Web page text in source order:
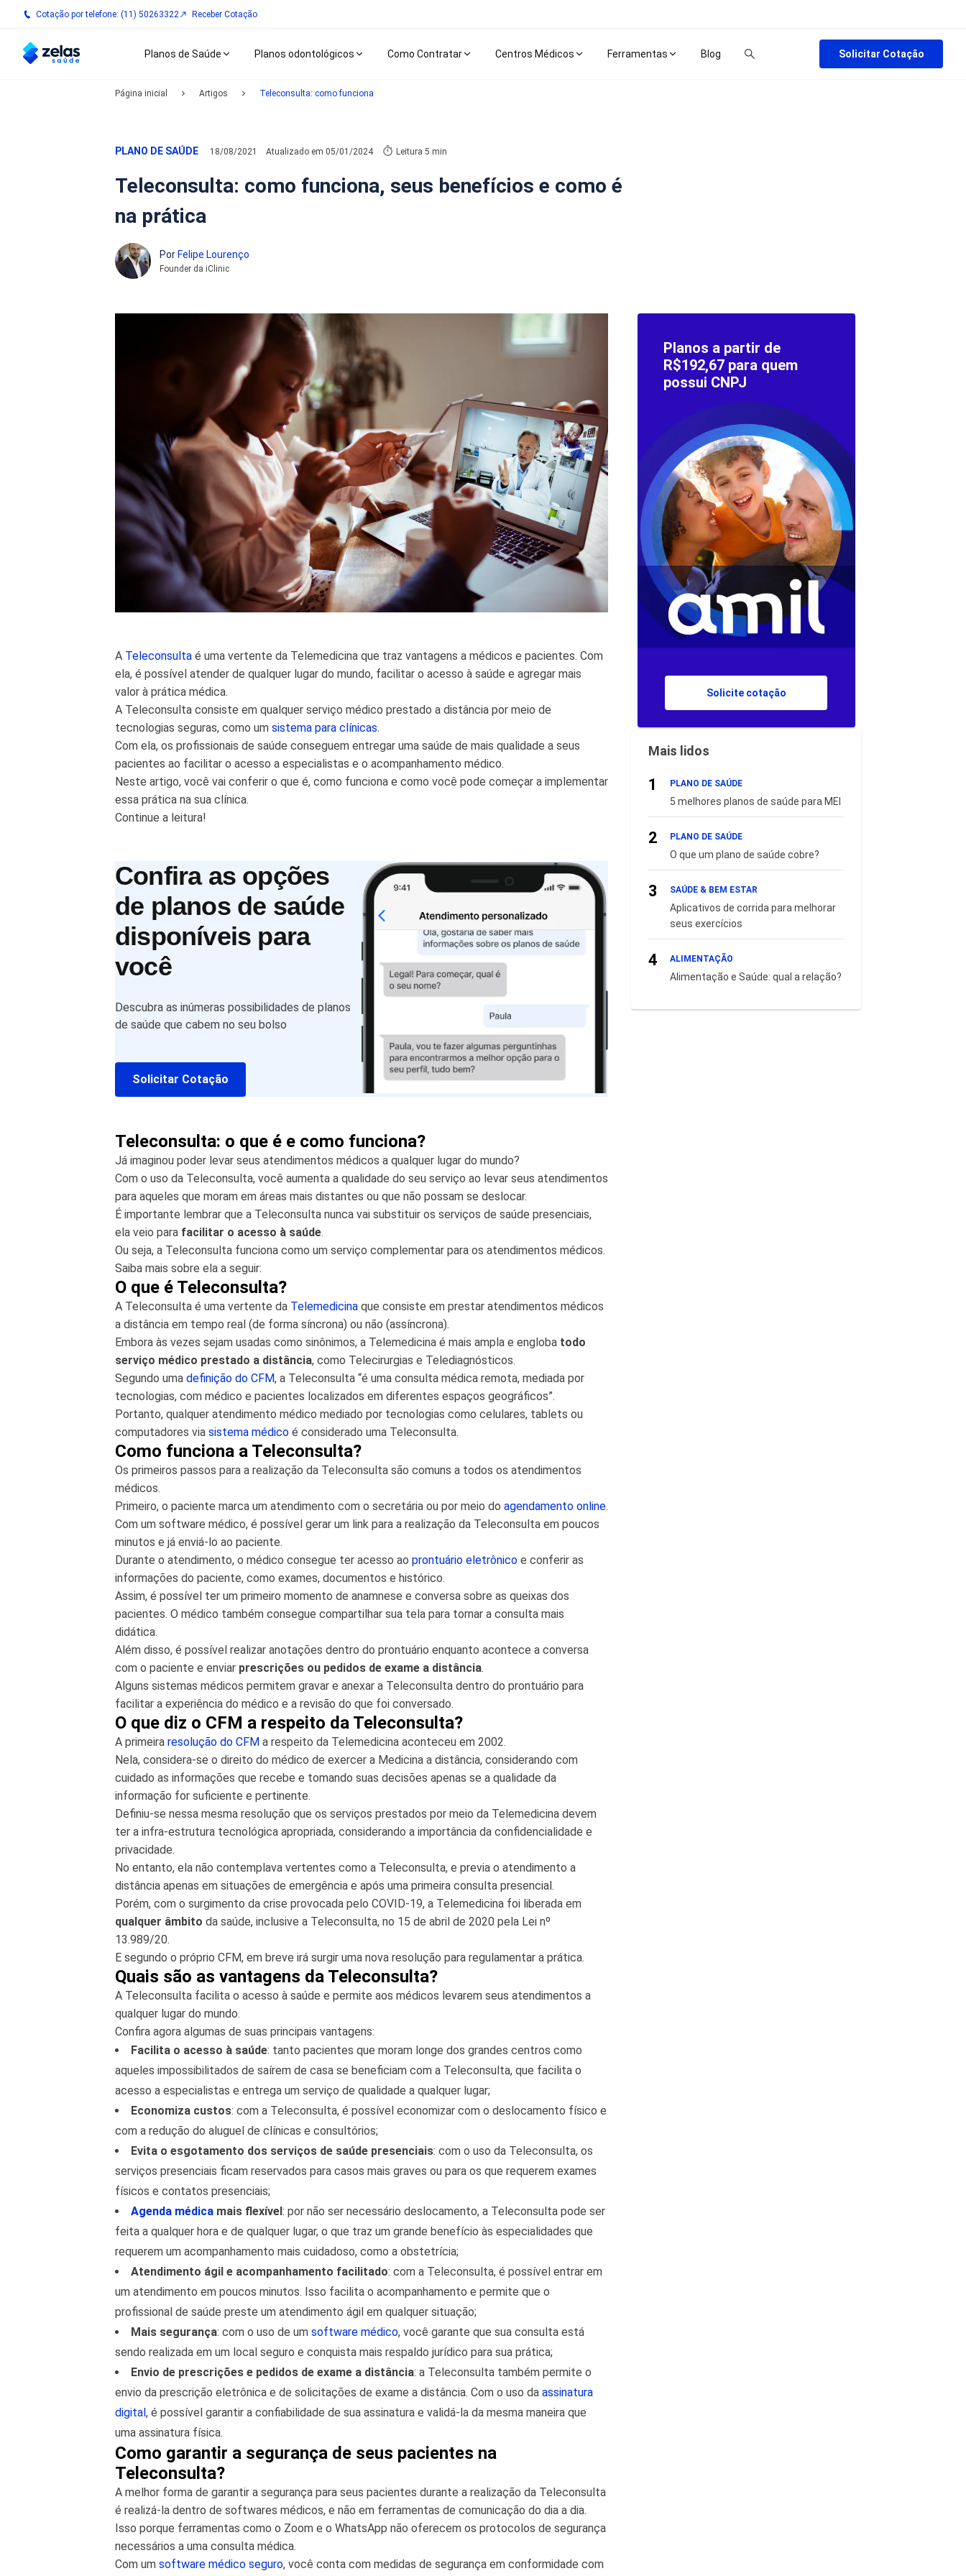
Cotação por telefone: (11) 50263322 Receber Cotação
Planos de Saúde Planos odontológicos Como Contratar Centros Médicos Ferramentas Blog Solicitar Cotação
Página inicial Artigos Teleconsulta: como funciona
PLANO DE SAÚDE 18/08/2021 Atualizado em 05/01/2024 Leitura 5 min
Teleconsulta: como funciona, seus benefícios e como é
na prática
PorFelipe Lourenço
Founder da iClinic
A Teleconsulta é uma vertente da Telemedicina que traz vantagens a médicos e pacientes. Com
ela, é possível atender de qualquer lugar do mundo, facilitar o acesso à saúde e agregar mais
valor à prática médica.
A Teleconsulta consiste em qualquer serviço médico prestado a distância por meio de
tecnologias seguras, como um sistema para clínicas.
Com ela, os profissionais de saúde conseguem entregar uma saúde de mais qualidade a seus
pacientes ao facilitar o acesso a especialistas e o acompanhamento médico.
Neste artigo, você vai conferir o que é, como funciona e como você pode começar a implementar
essa prática na sua clínica.
Continue a leitura!
Confira as opções
de planos de saúde
disponíveis para
você
Descubra as inúmeras possibilidades de planos
de saúde que cabem no seu bolso
Solicitar Cotação
Teleconsulta: o que é e como funciona?
Já imaginou poder levar seus atendimentos médicos a qualquer lugar do mundo?
Com o uso da Teleconsulta, você aumenta a qualidade do seu serviço ao levar seus atendimentos
para aqueles que moram em áreas mais distantes ou que não possam se deslocar.
É importante lembrar que a Teleconsulta nunca vai substituir os serviços de saúde presenciais,
ela veio para facilitar o acesso à saúde.
Ou seja, a Teleconsulta funciona como um serviço complementar para os atendimentos médicos.
Saiba mais sobre ela a seguir:
O que é Teleconsulta?
A Teleconsulta é uma vertente da Telemedicina que consiste em prestar atendimentos médicos
a distância em tempo real (de forma síncrona) ou não (assíncrona).
Embora às vezes sejam usadas como sinônimos, a Telemedicina é mais ampla e engloba todo
serviço médico prestado a distância, como Telecirurgias e Telediagnósticos.
Segundo uma definição do CFM, a Teleconsulta “é uma consulta médica remota, mediada por
tecnologias, com médico e pacientes localizados em diferentes espaços geográficos”.
Portanto, qualquer atendimento médico mediado por tecnologias como celulares, tablets ou
computadores via sistema médico é considerado uma Teleconsulta.
Como funciona a Teleconsulta?
Os primeiros passos para a realização da Teleconsulta são comuns a todos os atendimentos
médicos.
Primeiro, o paciente marca um atendimento com o secretária ou por meio do agendamento online.
Com um software médico, é possível gerar um link para a realização da Teleconsulta em poucos
minutos e já enviá-lo ao paciente.
Durante o atendimento, o médico consegue ter acesso ao prontuário eletrônico e conferir as
informações do paciente, como exames, documentos e histórico.
Assim, é possível ter um primeiro momento de anamnese e conversa sobre as queixas dos
pacientes. O médico também consegue compartilhar sua tela para tornar a consulta mais
didática.
Além disso, é possível realizar anotações dentro do prontuário enquanto acontece a conversa
com o paciente e enviar prescrições ou pedidos de exame a distância.
Alguns sistemas médicos permitem gravar e anexar a Teleconsulta dentro do prontuário para
facilitar a experiência do médico e a revisão do que foi conversado.
O que diz o CFM a respeito da Teleconsulta?
A primeira resolução do CFM a respeito da Telemedicina aconteceu em 2002.
Nela, considera-se o direito do médico de exercer a Medicina a distância, considerando com
cuidado as informações que recebe e tomando suas decisões apenas se a qualidade da
informação for suficiente e pertinente.
Definiu-se nessa mesma resolução que os serviços prestados por meio da Telemedicina devem
ter a infra-estrutura tecnológica apropriada, considerando a importância da confidencialidade e
privacidade.
No entanto, ela não contemplava vertentes como a Teleconsulta, e previa o atendimento a
distância apenas em situações de emergência e após uma primeira consulta presencial.
Porém, com o surgimento da crise provocada pelo COVID-19, a Telemedicina foi liberada em
qualquer âmbito da saúde, inclusive a Teleconsulta, no 15 de abril de 2020 pela Lei nº
13.989/20.
E segundo o próprio CFM, em breve irá surgir uma nova resolução para regulamentar a prática.
Quais são as vantagens da Teleconsulta?
A Teleconsulta facilita o acesso à saúde e permite aos médicos levarem seus atendimentos a
qualquer lugar do mundo.
Confira agora algumas de suas principais vantagens:
Facilita o acesso à saúde: tanto pacientes que moram longe dos grandes centros como
aqueles impossibilitados de saírem de casa se beneficiam com a Teleconsulta, que facilita o
acesso a especialistas e entrega um serviço de qualidade a qualquer lugar;
Economiza custos: com a Teleconsulta, é possível economizar com o deslocamento físico e
com a redução do aluguel de clínicas e consultórios;
Evita o esgotamento dos serviços de saúde presenciais: com o uso da Teleconsulta, os
serviços presenciais ficam reservados para casos mais graves ou para os que requerem exames
físicos e contatos presenciais;
Agenda médica mais flexível: por não ser necessário deslocamento, a Teleconsulta pode ser
feita a qualquer hora e de qualquer lugar, o que traz um grande benefício às especialidades que
requerem um acompanhamento mais cuidadoso, como a obstetrícia;
Atendimento ágil e acompanhamento facilitado: com a Teleconsulta, é possível entrar em
um atendimento em poucos minutos. Isso facilita o acompanhamento e permite que o
profissional de saúde preste um atendimento ágil em qualquer situação;
Mais segurança: com o uso de um software médico, você garante que sua consulta está
sendo realizada em um local seguro e conquista mais respaldo jurídico para sua prática;
Envio de prescrições e pedidos de exame a distância: a Teleconsulta também permite o
envio da prescrição eletrônica e de solicitações de exame a distância. Com o uso da assinatura
digital, é possível garantir a confiabilidade de sua assinatura e validá-la da mesma maneira que
uma assinatura física.
Como garantir a segurança de seus pacientes na
Teleconsulta?
A melhor forma de garantir a segurança para seus pacientes durante a realização da Teleconsulta
é realizá-la dentro de softwares médicos, e não em ferramentas de comunicação do dia a dia.
Isso porque ferramentas como o Zoom e o WhatsApp não oferecem os protocolos de segurança
necessários a uma consulta médica.
Com um software médico seguro, você conta com medidas de segurança em conformidade com
Planos a partir de
R$192,67 para quem
possui CNPJ
Solicite cotação
Mais lidos
1 PLANO DE SAÚDE
5 melhores planos de saúde para MEI
2 PLANO DE SAÚDE
O que um plano de saúde cobre?
3 SAÚDE & BEM ESTAR
Aplicativos de corrida para melhorar
seus exercícios
4 ALIMENTAÇÃO
Alimentação e Saúde: qual a relação?